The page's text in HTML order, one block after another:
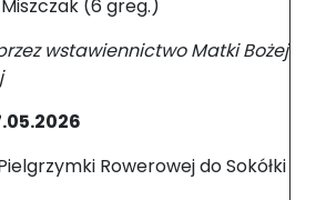
(6 greg.)
wstawiennictwo Matki Bożej
Rowerowej do Sokółki